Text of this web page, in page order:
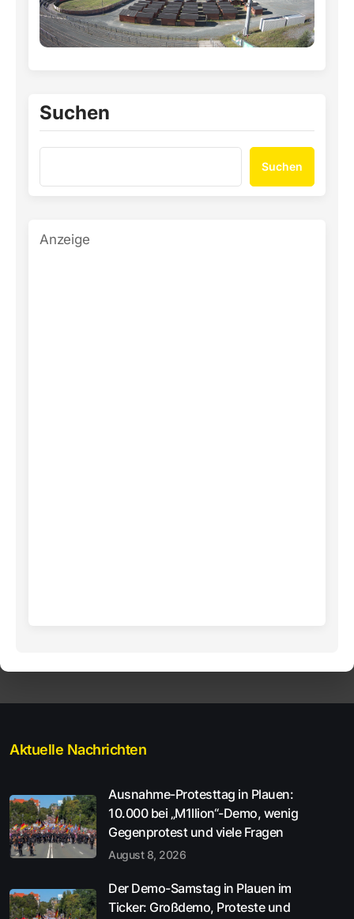
Suchen
Suchen
Anzeige
Aktuelle Nachrichten
Ausnahme-Protesttag in Plauen:
10.000 bei „M1llion“-Demo, wenig
Gegenprotest und viele Fragen
August 8, 2026
Der Demo-Samstag in Plauen im
Ticker: Großdemo, Proteste und